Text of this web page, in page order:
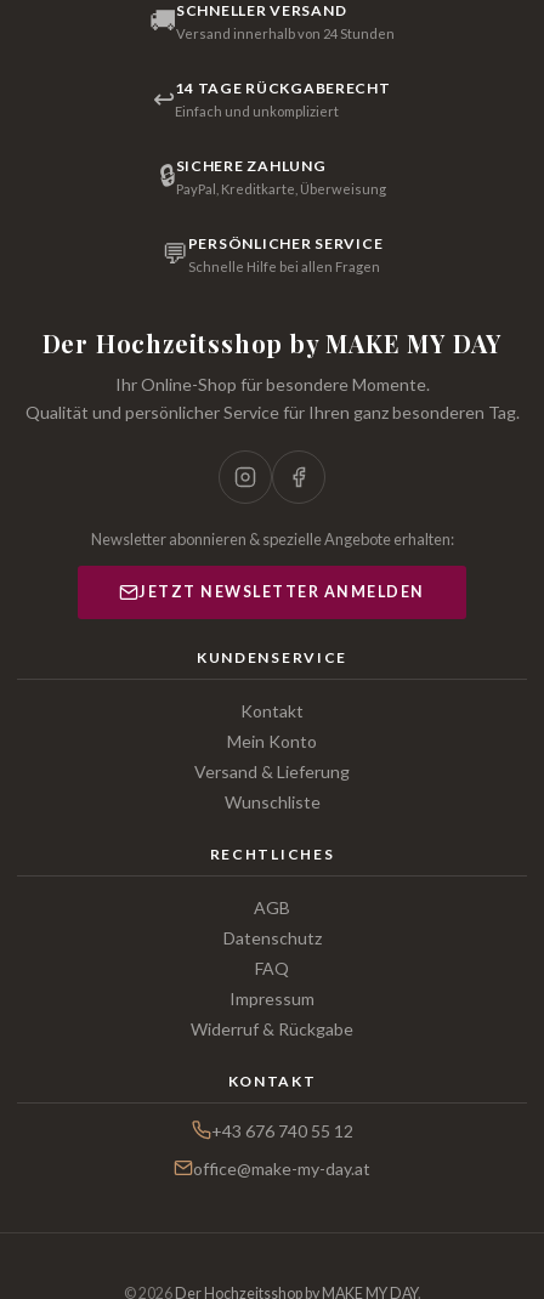
🚚SCHNELLER VERSAND
Versand innerhalb von 24 Stunden
↩14 TAGE RÜCKGABERECHT
Einfach und unkompliziert
🔒SICHERE ZAHLUNG
PayPal, Kreditkarte, Überweisung
💬 PERSÖNLICHER SERVICE
Schnelle Hilfe bei allen Fragen
Der Hochzeitsshop by MAKE MY DAY
Ihr Online-Shop für besondere Momente.
Qualität und persönlicher Service für Ihren ganz besonderen Tag.
Newsletter abonnieren & spezielle Angebote erhalten:
JETZT NEWSLETTER ANMELDEN
KUNDENSERVICE
Kontakt
Mein Konto
Versand & Lieferung
Wunschliste
RECHTLICHES
AGB
Datenschutz
FAQ
Impressum
Widerruf & Rückgabe
KONTAKT
+43 676 740 55 12
office@make-my-day.at
© 2026 Der Hochzeitsshop by MAKE MY DAY.